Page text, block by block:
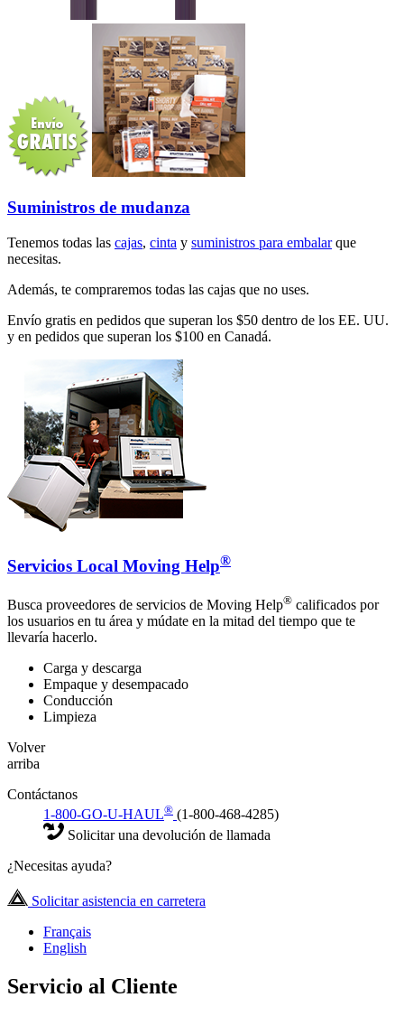
Suministros de mudanza
Tenemos todas las cajas, cinta y suministros para embalarque
necesitas.
Además, te compraremos todas las cajas que no uses.
Envío gratis en pedidos que superan los $50 dentro de los EE. UU.
y en pedidos que superan los $100 en Canadá.
Servicios Local Moving Help®
Busca proveedores de servicios de Moving Help® calificados por
los usuarios en tu área y múdate en la mitad del tiempo que te
llevaría hacerlo.
Carga y descarga
Empaque y desempacado
Conducción
Limpieza
Volver
arriba
Contáctanos
1-800-GO-U-HAUL® (1-800-468-4285)
Solicitar una devolución de llamada
¿Necesitas ayuda?
Solicitar asistencia en carretera
Français
English
Servicio al Cliente